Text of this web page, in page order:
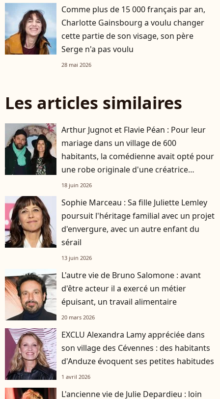
Comme plus de 15 000 français par an,
Charlotte Gainsbourg a voulu changer
cette partie de son visage, son père
Serge n'a pas voulu
28 mai 2026
Les articles similaires
Arthur Jugnot et Flavie Péan : Pour leur
mariage dans un village de 600
habitants, la comédienne avait opté pour
une robe originale d'une créatrice
française
18 juin 2026
Sophie Marceau : Sa fille Juliette Lemley
poursuit l'héritage familial avec un projet
d'envergure, avec un autre enfant du
sérail
13 juin 2026
L'autre vie de Bruno Salomone : avant
d'être acteur il a exercé un métier
épuisant, un travail alimentaire
20 mars 2026
EXCLU Alexandra Lamy appréciée dans
son village des Cévennes : des habitants
d'Anduze évoquent ses petites habitudes
1 avril 2026
L'ancienne vie de Julie Depardieu : loin